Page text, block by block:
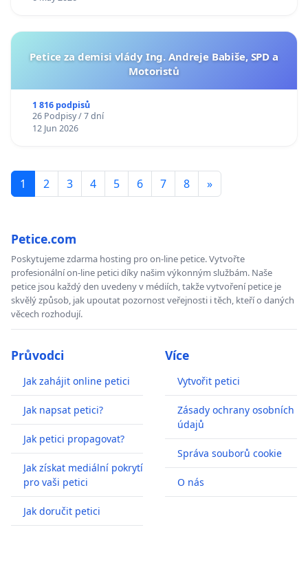
Petice za demisi vlády Ing. Andreje Babiše, SPD a
Motoristů
1 816 podpisů
26 Podpisy / 7 dní
12 Jun 2026
1 2 3 4 5 6 7 8 »
Petice.com
Poskytujeme zdarma hosting pro on-line petice. Vytvořte
profesionální on-line petici díky našim výkonným službám. Naše
petice jsou každý den uvedeny v médiích, takže vytvoření petice je
skvělý způsob, jak upoutat pozornost veřejnosti i těch, kteří o daných
věcech rozhodují.
Průvodci
Jak zahájit online petici
Jak napsat petici?
Jak petici propagovat?
Jak získat mediální pokrytí
pro vaši petici
Jak doručit petici
Více
Vytvořit petici
Zásady ochrany osobních
údajů
Správa souborů cookie
O nás